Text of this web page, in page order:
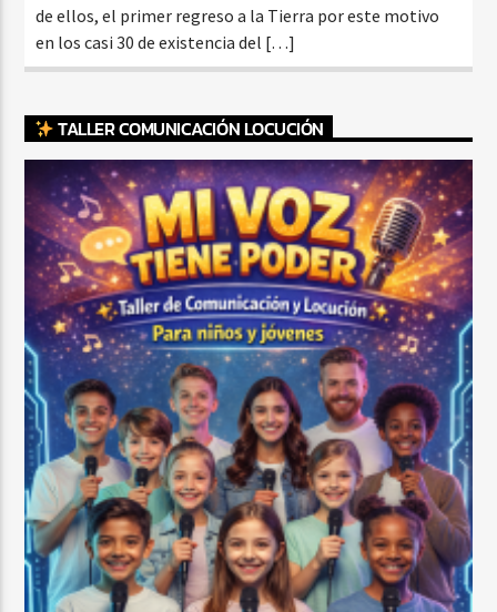
de ellos, el primer regreso a la Tierra por este motivo
en los casi 30 de existencia del […]
TALLER COMUNICACIÓN LOCUCIÓN